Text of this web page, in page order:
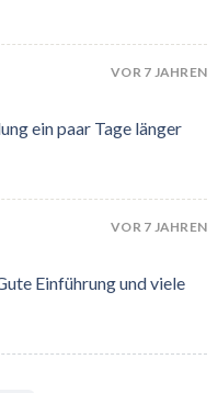
VOR 7 JAHREN
ein paar Tage länger
VOR 7 JAHREN
Einführung und viele